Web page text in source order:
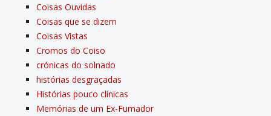
Coisas Ouvidas
Coisas que se dizem
Coisas Vistas
Cromos do Coiso
crónicas do solnado
histórias desgraçadas
Histórias pouco clí­nicas
Memórias de um Ex-Fumador